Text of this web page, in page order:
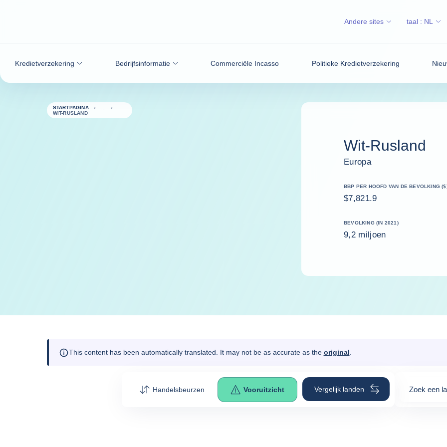
Kredietverzekering Bedrijfsinformatie Commerciële Incasso Politieke Kredietverzekering
Andere sites taal : NL
STARTPAGINA
WIT-RUSLAND
Wit-Rusland
Europa
BBP PER HOOFD VAN DE BEVOLKING
$7,821.9
BEVOLKING (IN 2021)
9,2 miljoen
This content has been automatically translated. It may not be as accurate as the original
Handelsbeurzen Vooruitzicht Vergelijk landen Zoek een